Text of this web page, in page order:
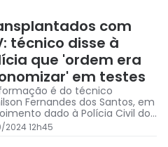
com
técnico disse à
que 'ordem era
em testes
é do técnico
Fernandes dos Santos, em
dado à Polícia Civil do
Janeiro após prisão nesta
feira (14/10)
2024 12h45